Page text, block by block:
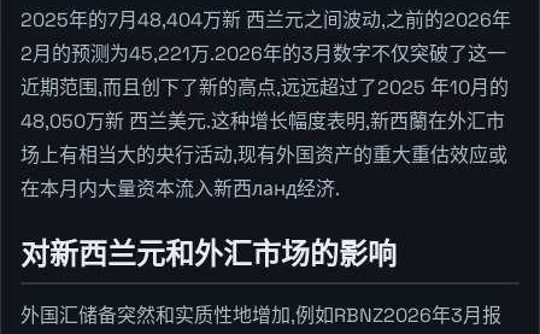
2025年的7月48,404万新 西兰元之间波动,之前的2026年
2月的预测为45,221万.2026年的3月数字不仅突破了这一
近期范围,而且创下了新的高点,远远超过了2025 年10月的
48,050万新 西兰美元.这种增长幅度表明,新西蘭在外汇市
场上有相当大的央行活动,现有外国资产的重大重估效应或
在本月内大量资本流入新西ланд经济.
对新西兰元和外汇市场的影响
外国汇储备突然和实质性地增加,例如RBNZ2026年3月报